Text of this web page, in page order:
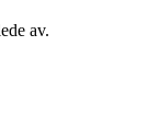
av.